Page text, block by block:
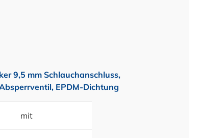
9,5 mm Schlauchanschluss,
EPDM-Dichtung
mit